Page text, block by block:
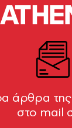
άρθρα
στο mail